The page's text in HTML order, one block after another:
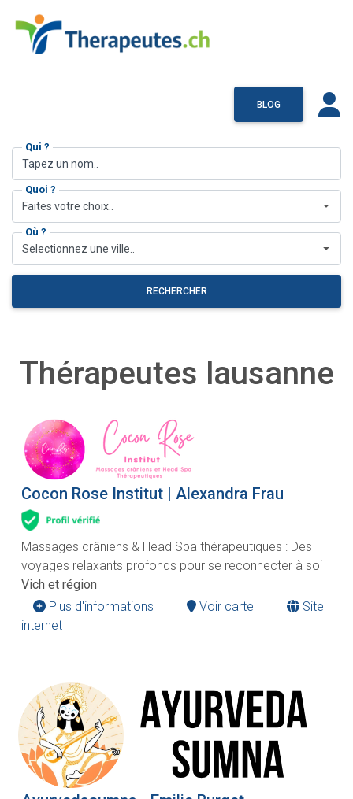
BLOG
Qui ?
Quoi ?
Faites votre choix..
Où ?
Selectionnez une ville..
RECHERCHER
Thérapeutes lausanne
Cocon Rose Institut | Alexandra Frau
Massages crâniens & Head Spa thérapeutiques : Des
voyages relaxants profonds pour se reconnecter à soi
Vich et région
Plus d'informations
Voir carte
Site
internet